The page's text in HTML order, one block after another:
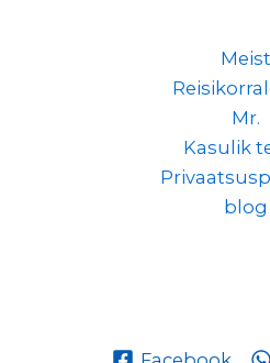
Meist
Mr.
Kasulik
blog